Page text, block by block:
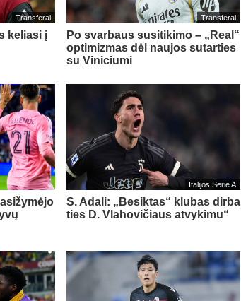
Transferai
keliasi į
Transferai
Po svarbaus susitikimo – „Real“
optimizmas dėl naujos sutarties
su Viniciumi
Italijos Serie A
S. Adali: „Besiktas“ klubas dirba
ties D. Vlahovičiaus atvykimu“